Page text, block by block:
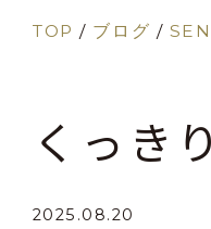
TOP / ブログ /
くっき
2025.08.20